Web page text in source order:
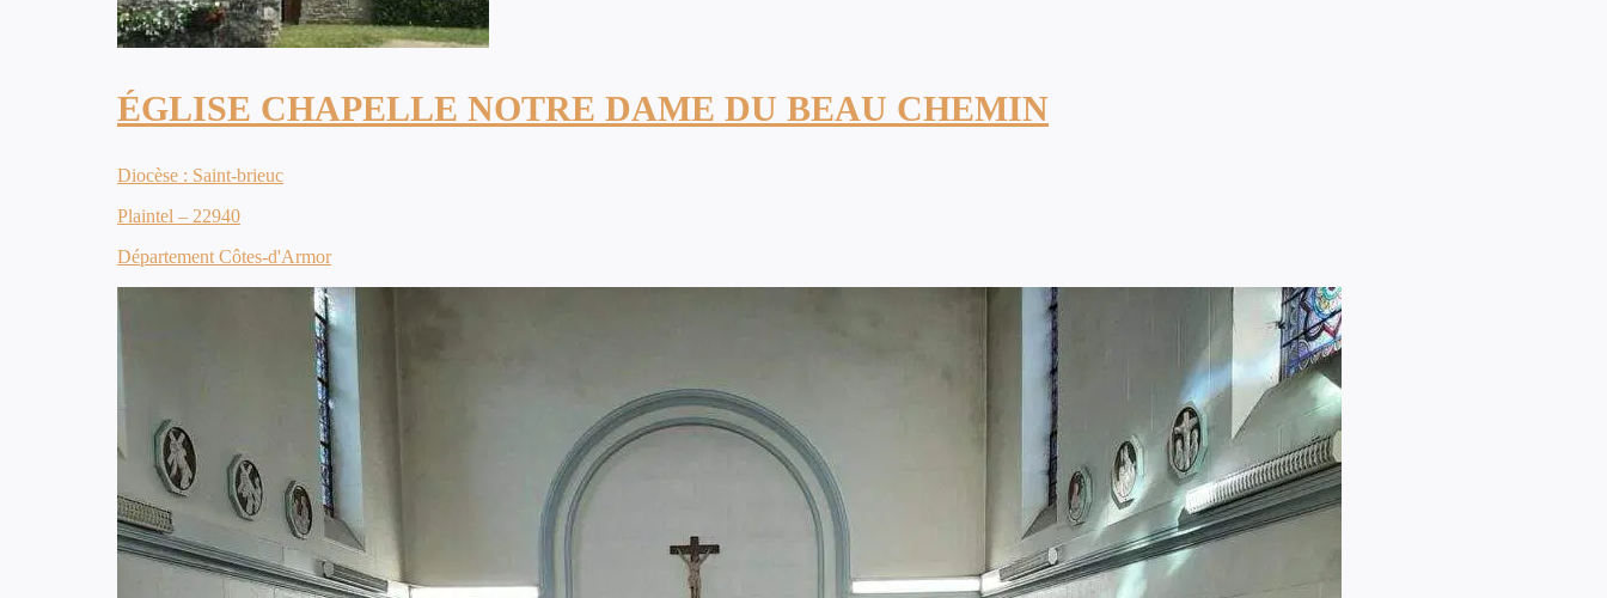
ÉGLISE CHAPELLE NOTRE DAME DU BEAU CHEMIN
Diocèse : Saint-brieuc
Plaintel – 22940
Département Côtes-d'Armor